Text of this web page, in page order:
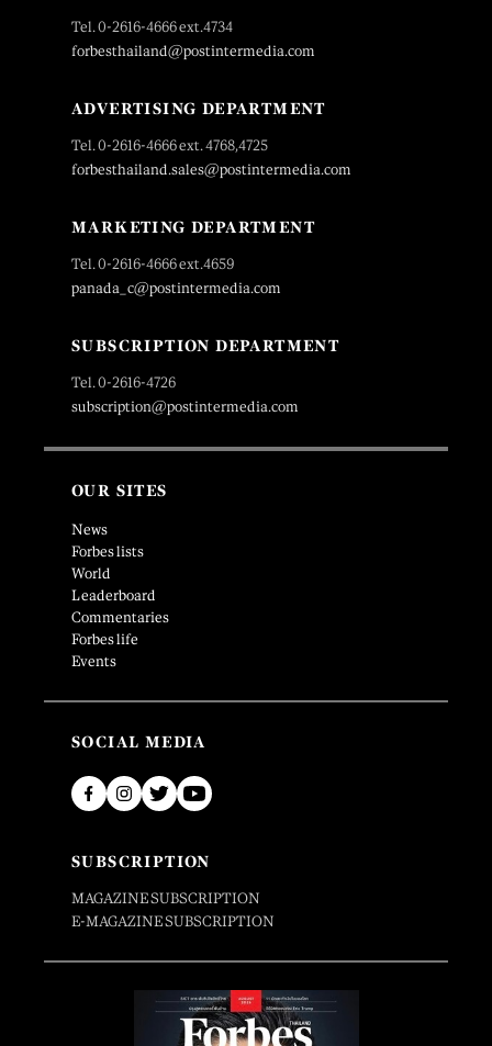
Tel. 0-2616-4666 ext.4734
forbesthailand@postintermedia.com
ADVERTISING DEPARTMENT
Tel. 0-2616-4666 ext. 4768,4725
forbesthailand.sales@postintermedia.com
MARKETING DEPARTMENT
Tel. 0-2616-4666 ext.4659
panada_c@postintermedia.com
SUBSCRIPTION DEPARTMENT
Tel. 0-2616-4726
subscription@postintermedia.com
OUR SITES
News
Forbes lists
World
Leaderboard
Commentaries
Forbes life
Events
SOCIAL MEDIA
SUBSCRIPTION
MAGAZINE SUBSCRIPTION
E-MAGAZINE SUBSCRIPTION